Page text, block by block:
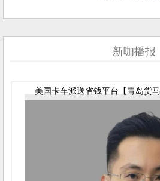
新咖播报
美国卡车派送省钱平台【青岛货